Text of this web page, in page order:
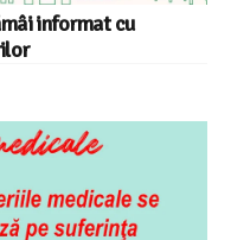
informat cu